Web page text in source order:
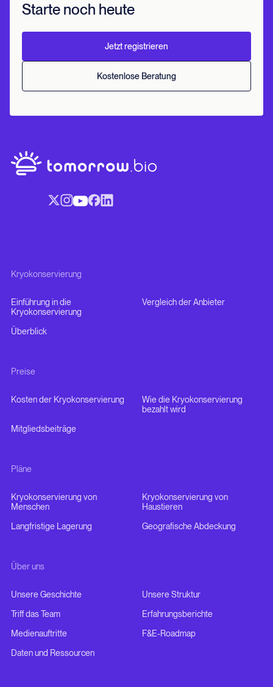
Starte noch heute
Jetzt registrieren
Kostenlose Beratung
Kryokonservierung
Einführung in die
Kryokonservierung
Vergleich der Anbieter
Überblick
Preise
Kosten der Kryokonservierung
Wie die Kryokonservierung
bezahlt wird
Mitgliedsbeiträge
Pläne
Kryokonservierung von
Menschen
Kryokonservierung von
Haustieren
Langfristige Lagerung
Geografische Abdeckung
Über uns
Unsere Geschichte
Unsere Struktur
Triff das Team
Erfahrungsberichte
Medienauftritte
F&E-Roadmap
Daten und Ressourcen